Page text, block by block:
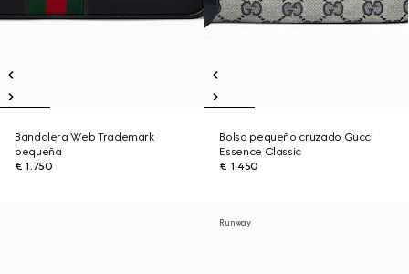
Bandolera Web Trademark
pequeña
€ 1.750
Bolso pequeño cruzado Gucci
Essence Classic
€ 1.450
Runway